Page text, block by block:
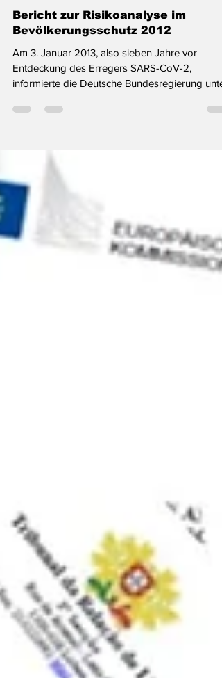
3. Mai 2021
1 Min. Lesezeit
Bericht zur Risikoanalyse im
Bevölkerungsschutz 2012
Am 3. Januar 2013, also sieben Jahre vor
Entdeckung des Erregers SARS-CoV-2,
informierte die Deutsche Bundesregierung